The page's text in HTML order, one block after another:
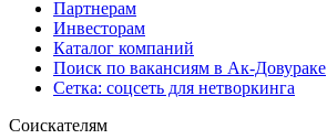
Партнерам
Инвесторам
Каталог компаний
Поиск по вакансиям в Ак-Довураке
Сетка: соцсеть для нетворкинга
Соискателям